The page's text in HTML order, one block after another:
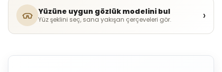
Yüzüne uygun gözlük modelini bul
Yüz şeklini seç, sana yakışan çerçeveleri gör. ›